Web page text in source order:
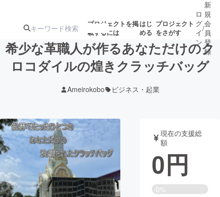
プロジェクトを掲
載するには
はじ
める
プロジェクト
をさがす
ジェクト
募集終了が近いプ
ロジェクト
アート・写真 音楽
テクノロジー・ガジェット ゲーム・サ
映像・映画 書籍・雑誌
ロ
グ
イ
ン
/
新
規
会
員
登
録
希少な革職人が作るあなただけのク
ロコダイルの煌きクラッチバッグ
Ameirokobo ビジネス・起業
現在の支援総
額
0円
0%